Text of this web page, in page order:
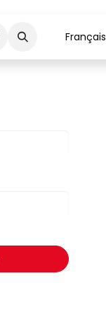
Retour piècesFrançais